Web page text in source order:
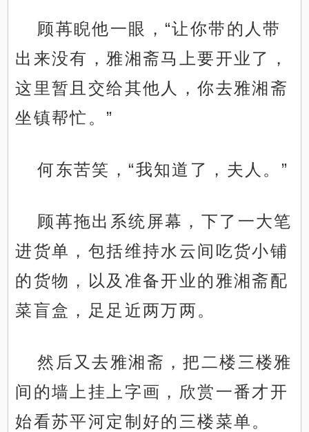
顾苒睨他一眼，“让你带的人带
出来没有，雅湘斋马上要开业了，
这里暂且交给其他人，你去雅湘斋
坐镇帮忙。”
何东苦笑，“我知道了，夫人。”
顾苒拖出系统屏幕，下了一大笔
进货单，包括维持水云间吃货小铺
的货物，以及准备开业的雅湘斋配
菜盲盒，足足近两万两。
然后又去雅湘斋，把二楼三楼雅
间的墙上挂上字画，欣赏一番才开
始看苏平河定制好的三楼菜单。